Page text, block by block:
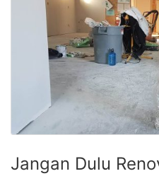
Jangan Dulu